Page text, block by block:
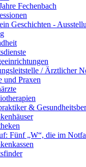
Fechenbach
Geschichten -
/ Ärztlicher
und Praxen
&
Fünf „W“, die im